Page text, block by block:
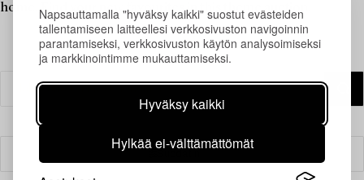
Napsauttamalla "hyväksy kaikki" suostut evästeiden
tallentamiseen laitteellesi verkkosivuston navigoinnin
parantamiseksi, verkkosivuston käytön analysoimiseksi
ja markkinointimme mukauttamiseksi.
Hyväksy kaikki
Hylkää ei-välttämättömät
home. Find your new favourites in this theme auction.